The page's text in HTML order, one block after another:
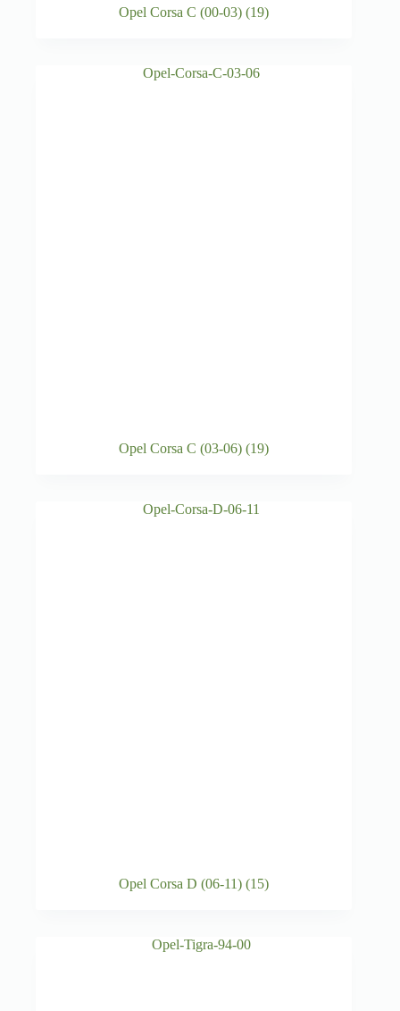
Opel Corsa C (00-03)(19)
Opel Corsa C (03-06)(19)
Opel Corsa D (06-11)(15)